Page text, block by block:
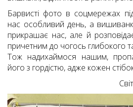
Барвисті фото в соцмережах
нас особливий день, а
прикрашає нас, але й
причетним до чогось глибокого
Тож надихаймося нашим,
його з гордістю, адже кожен